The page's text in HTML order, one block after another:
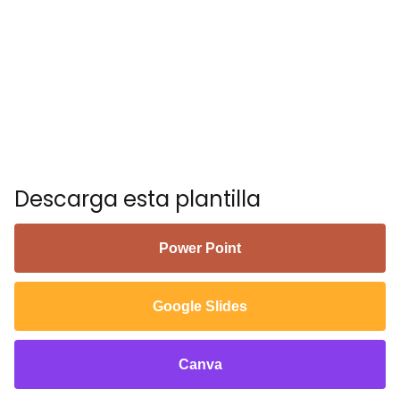
Descarga esta plantilla
Power Point
Google Slides
Canva